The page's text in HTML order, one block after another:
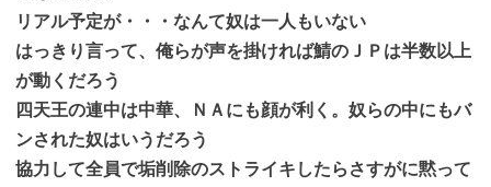
リアル予定が・・・なんて奴は一人もいない
はっきり言って、俺らが声を掛ければ鯖のＪＰは半数以上
が動くだろう
四天王の連中は中華、ＮＡにも顔が利く。奴らの中にもバ
ンされた奴はいうだろう
協力して全員で垢削除のストライキしたらさすがに黙って